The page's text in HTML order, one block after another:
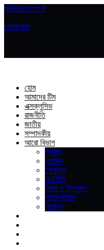
আমাদের সম্পর্কে
যোগাযোগ
হোম
আমাদের টিম
এক্সক্লুসিভ
রাজনীতি
জাতীয়
সম্পাদকীয়
আরো বিভাগ
স্বাস্থ্য
সামরিক
খেলাধুলা
অর্থনীতি
শিক্ষা ও শিক্ষাঙ্গন
লাইফস্টাইল
বিনোদন